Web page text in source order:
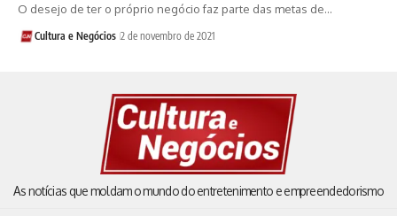
O desejo de ter o próprio negócio faz parte das metas de…
Cultura e Negócios 2 de novembro de 2021
As notícias que moldam o mundo do entretenimento e empreendedorismo